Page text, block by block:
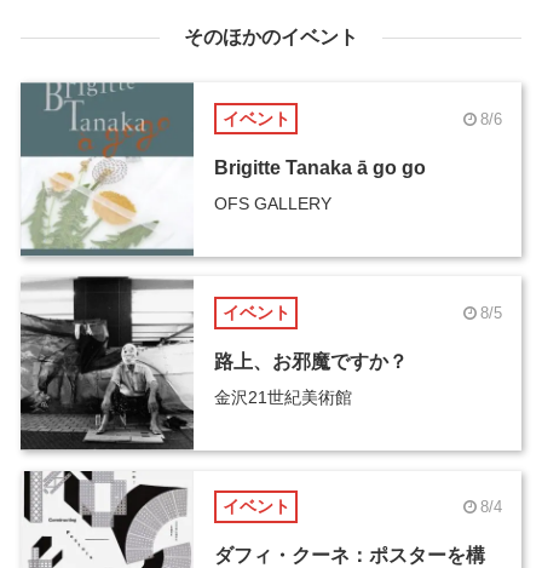
そのほかのイベント
イベント 8/6
Brigitte Tanaka ā go go
OFS GALLERY
イベント 8/5
路上、お邪魔ですか？
金沢21世紀美術館
イベント 8/4
ダフィ・クーネ：ポスターを構